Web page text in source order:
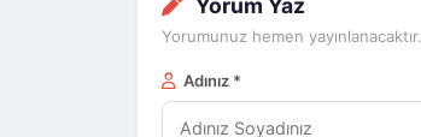
Yorum Yaz
Yorumunuz hemen yayınlanacaktır.
Adınız *